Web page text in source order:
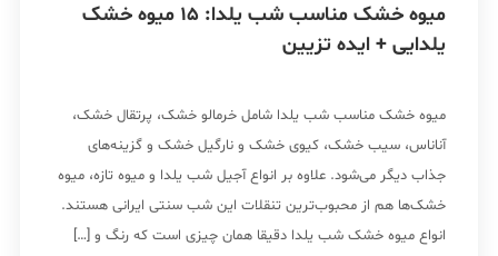
میوه خشک مناسب شب یلدا: 15 میوه خشک
یلدایی + ایده‌ تزیین
میوه خشک مناسب شب یلدا شامل خرمالو خشک، پرتقال خشک،
آناناس، سیب خشک، کیوی خشک و نارگیل خشک و گزینه‌های
جذاب دیگر می‌شود. علاوه بر انواع آجیل شب یلدا و میوه تازه، میوه
خشک‌ها هم از محبوب‌ترین تنقلات این شب سنتی ایرانی هستند.
انواع میوه خشک شب یلدا دقیقا همان چیزی است که رنگ و […]